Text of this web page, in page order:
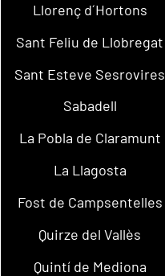
Llorenç d´Hortons
Sant Feliu de Llobregat
Sant Esteve Sesrovires
Sabadell
La Pobla de Claramunt
La Llagosta
Fost de Campsentelles
Quirze del Vallès
Quintí de Mediona